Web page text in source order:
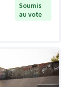
Soumis
au vote